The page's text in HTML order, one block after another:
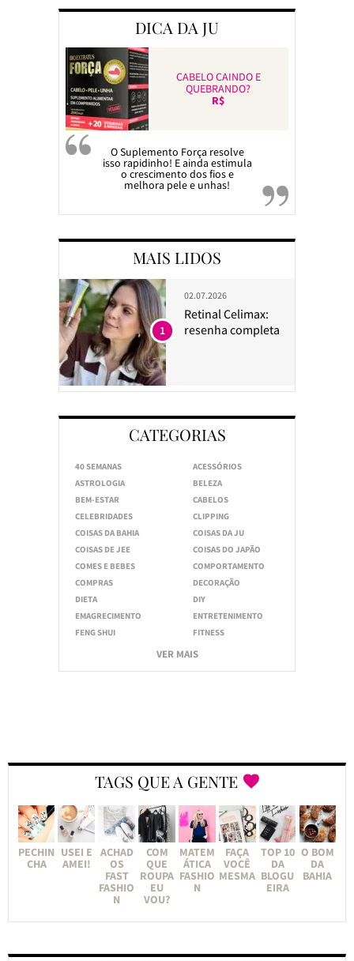
DICA DA JU
CABELO CAINDO E
QUEBRANDO?
R$
O Suplemento Força resolve
isso rapidinho! E ainda estimula
o crescimento dos fios e
melhora pele e unhas!
MAIS LIDOS
02.07.2026
Retinal Celimax:
resenha completa
1
CATEGORIAS
40 SEMANAS
ACESSÓRIOS
ASTROLOGIA
BELEZA
BEM-ESTAR
CABELOS
CELEBRIDADES
CLIPPING
COISAS DA BAHIA
COISAS DA JU
COISAS DE JEE
COISAS DO JAPÃO
COMES E BEBES
COMPORTAMENTO
COMPRAS
DECORAÇÃO
DIETA
DIY
EMAGRECIMENTO
ENTRETENIMENTO
FENG SHUI
FITNESS
VER MAIS
TAGS QUE A GENTE
PECHIN
CHA
USEI E
AMEI!
ACHAD
OS
FAST
FASHIO
N
COM
QUE
ROUPA
EU
VOU?
MATEM
ÁTICA
FASHIO
N
FAÇA
VOCÊ
MESMA
TOP 10
DA
BLOGU
EIRA
O BOM
DA
BAHIA